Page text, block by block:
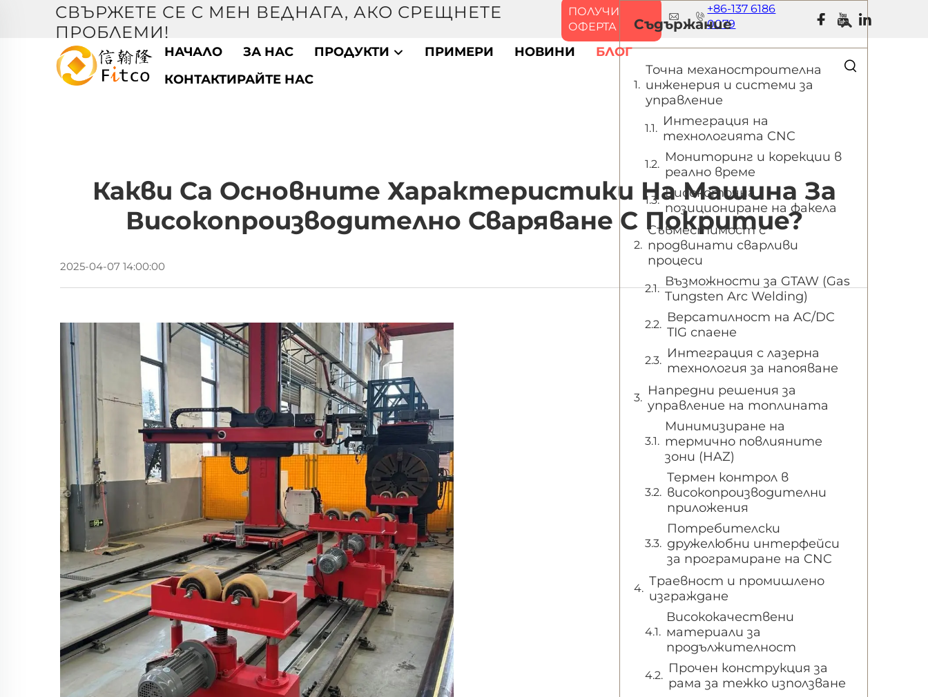
СВЪРЖЕТЕ СЕ С МЕН ВЕДНАГА, АКО СРЕЩНЕТЕ
ПРОБЛЕМИ!
ПОЛУЧИ
ОФЕРТА
+86-137 6186
0079
НАЧАЛО ЗА НАС ПРОДУКТИ ПРИМЕРИ НОВИНИ
БЛОГ
КОНТАКТИРАЙТЕ НАС
Какви Са Основните Характеристики На Машина За
Високопроизводително Сваряване С Покритие?
2025-04-07 14:00:00
Съдържание
Точна механостроителна
инженерия и системи за
управление
Интеграция на
технологията CNC
Мониторинг и корекции в
реално време
Високоточна
позициониране на факела
Съвместимост с
продвинати сварливи
процеси
Възможности за GTAW (Gas
Tungsten Arc Welding)
Версатилност на AC/DC
TIG спаене
Интеграция с лазерна
технология за напояване
Напредни решения за
управление на топлината
Минимизиране на
термично повлияните
зони (HAZ)
Термен контрол в
високопроизводителни
приложения
Потребителски
дружелюбни интерфейси
за програмиране на CNC
Траевност и промишлено
изграждане
Висококачествени
материали за
продължителност
Прочен конструкция за
рама за тежко използване